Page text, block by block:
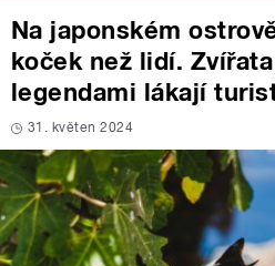
Na japonském
koček než lidí.
legendami lákají
31. květen 2024